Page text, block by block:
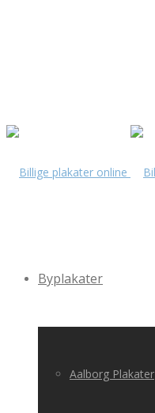
Byplakater
Aalborg Plakater